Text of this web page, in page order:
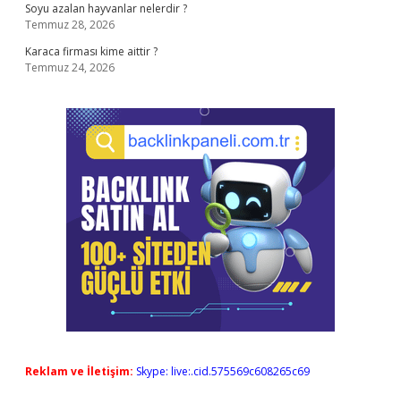
Soyu azalan hayvanlar nelerdir ?
Temmuz 28, 2026
Karaca firması kime aittir ?
Temmuz 24, 2026
Reklam ve İletişim: Skype: live:.cid.575569c608265c69